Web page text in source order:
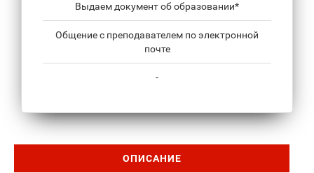
Выдаем документ об образовании*
Общение с преподавателем по электронной
почте
-
ОПИСАНИЕ